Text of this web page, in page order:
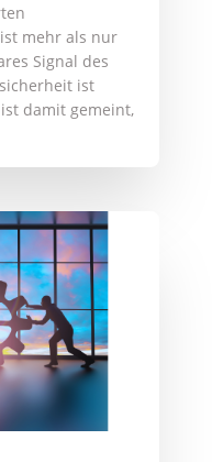
mehr als nur
Signal des
ist
damit gemeint,